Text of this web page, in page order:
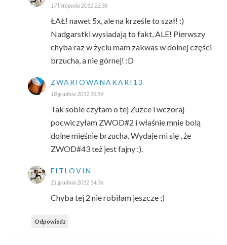
17 listopada 2012 22:38
ŁAŁ! nawet 5x, ale na krześle to szał! :)
Nadgarstki wysiadają to fakt, ALE! Pierwszy
chyba raz w życiu mam zakwas w dolnej części
brzucha, a nie górnej! :D
ZWARIOWANAKARI13
18 grudnia 2012 16:59
Tak sobie czytam o tej Zuzce i wczoraj
pocwiczyłam ZWOD#2 i właśnie mnie bolą
dolne mięśnie brzucha. Wydaje mi się , że
ZWOD#43 też jest fajny :).
FITLOVIN
21 grudnia 2012 14:36
Chyba tej 2 nie robiłam jeszcze ;)
Odpowiedz